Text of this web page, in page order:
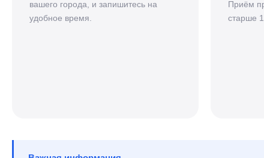
вашего города, и запишитесь на
удобное время.
Приём
старше